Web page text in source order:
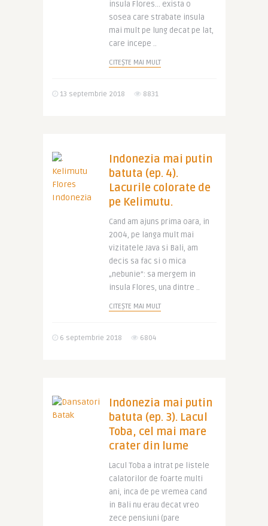
insula Flores… exista o
sosea care strabate insula
mai mult pe lung decat pe lat,
care incepe ..
CITEȘTE MAI MULT
13 septembrie 2018 8831
Indonezia mai putin
batuta (ep. 4).
Lacurile colorate de
pe Kelimutu.
Cand am ajuns prima oara, in
2004, pe langa mult mai
vizitatele Java si Bali, am
decis sa fac si o mica
„nebunie”: sa mergem in
insula Flores, una dintre ..
CITEȘTE MAI MULT
6 septembrie 2018 6804
Indonezia mai putin
batuta (ep. 3). Lacul
Toba, cel mai mare
crater din lume
Lacul Toba a intrat pe listele
calatorilor de foarte multi
ani, inca de pe vremea cand
in Bali nu erau decat vreo
zece pensiuni (pare